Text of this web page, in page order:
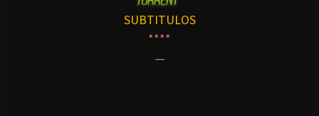
SUBTITULOS
****
—